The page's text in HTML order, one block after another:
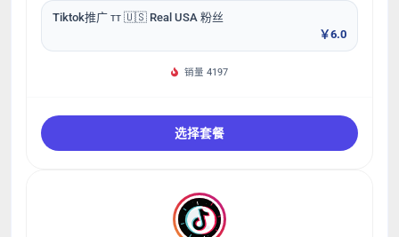
Tiktok推广 ᴛᴛ 🇺🇸 Real USA 粉丝
￥6.0
销量 4197
选择套餐